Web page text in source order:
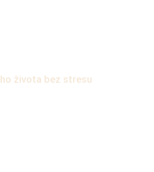
života bez stresu